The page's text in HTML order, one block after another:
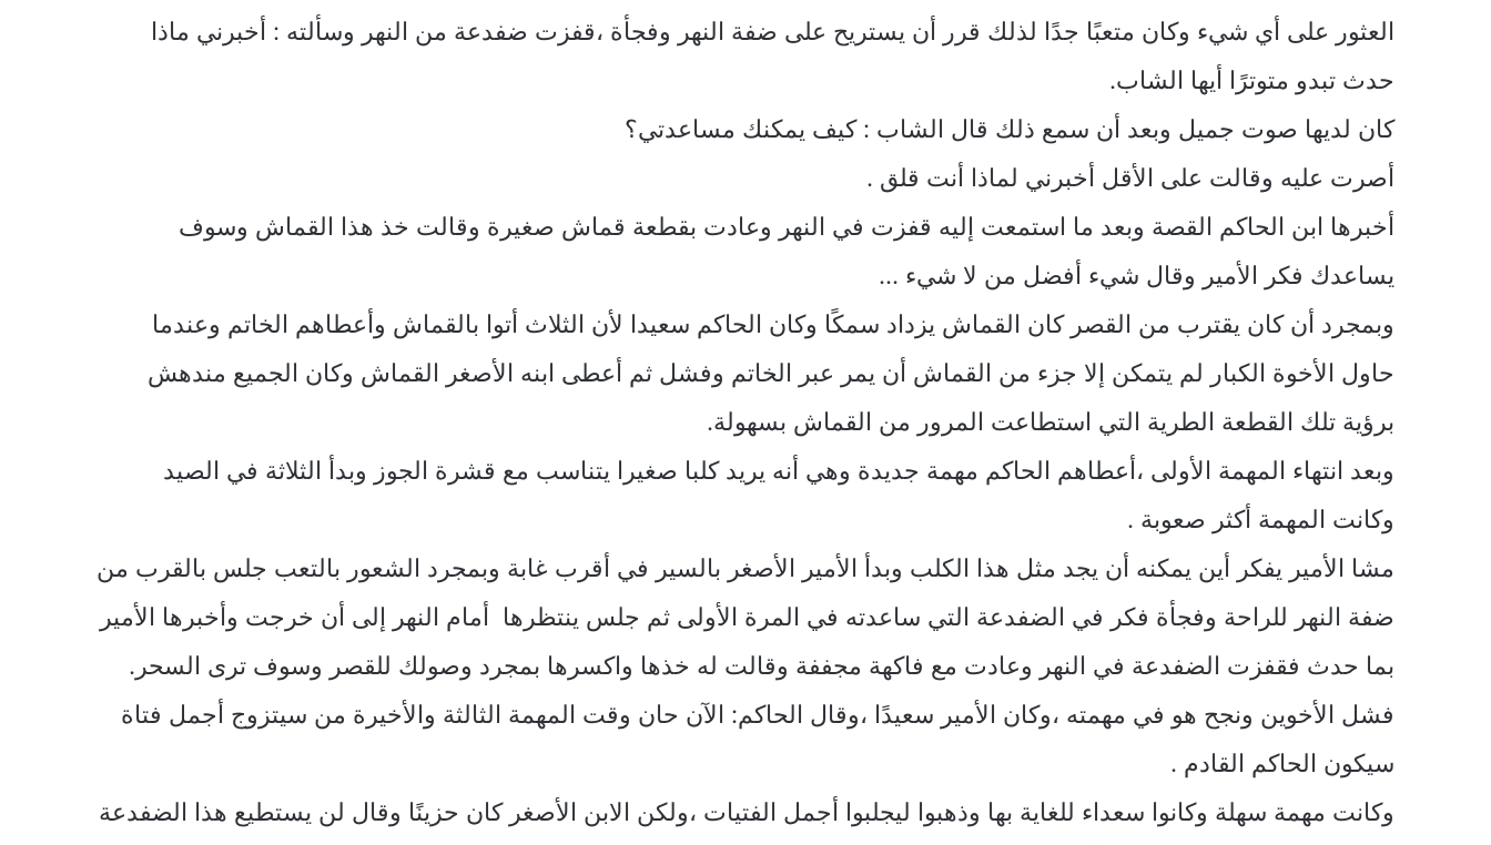
العثور على أي شيء وكان متعبًا جدًا لذلك قرر أن يستريح على ضفة النهر وفجأة ،قفزت ضفدعة من النهر وسألته : أخبرني ماذا
حدث تبدو متوترًا أيها الشاب.
كان لديها صوت جميل وبعد أن سمع ذلك قال الشاب : كيف يمكنك مساعدتي؟
أصرت عليه وقالت على الأقل أخبرني لماذا أنت قلق .
أخبرها ابن الحاكم القصة وبعد ما استمعت إليه قفزت في النهر وعادت بقطعة قماش صغيرة وقالت خذ هذا القماش وسوف
يساعدك فكر الأمير وقال شيء أفضل من لا شيء …
وبمجرد أن كان يقترب من القصر كان القماش يزداد سمكًا وكان الحاكم سعيدا لأن الثلاث أتوا بالقماش وأعطاهم الخاتم وعندما
حاول الأخوة الكبار لم يتمكن إلا جزء من القماش أن يمر عبر الخاتم وفشل ثم أعطى ابنه الأصغر القماش وكان الجميع مندهش
برؤية تلك القطعة الطرية التي استطاعت المرور من القماش بسهولة.
وبعد انتهاء المهمة الأولى ،أعطاهم الحاكم مهمة جديدة وهي أنه يريد كلبا صغيرا يتناسب مع قشرة الجوز وبدأ الثلاثة في الصيد
وكانت المهمة أكثر صعوبة .
مشا الأمير يفكر أين يمكنه أن يجد مثل هذا الكلب وبدأ الأمير الأصغر بالسير في أقرب غابة وبمجرد الشعور بالتعب جلس بالقرب من
ضفة النهر للراحة وفجأة فكر في الضفدعة التي ساعدته في المرة الأولى ثم جلس ينتظرها أمام النهر إلى أن خرجت وأخبرها الأمير
بما حدث فقفزت الضفدعة في النهر وعادت مع فاكهة مجففة وقالت له خذها واكسرها بمجرد وصولك للقصر وسوف ترى السحر.
فشل الأخوين ونجح هو في مهمته ،وكان الأمير سعيدًا ،وقال الحاكم: الآن حان وقت المهمة الثالثة والأخيرة من سيتزوج أجمل فتاة
سيكون الحاكم القادم .
وكانت مهمة سهلة وكانوا سعداء للغاية بها وذهبوا ليجلبوا أجمل الفتيات ،ولكن الابن الأصغر كان حزينًا وقال لن يستطيع هذا الضفدعة